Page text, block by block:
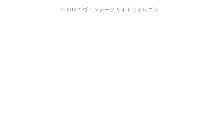
© 2022 ヴィンテージカイトリオレゴン.